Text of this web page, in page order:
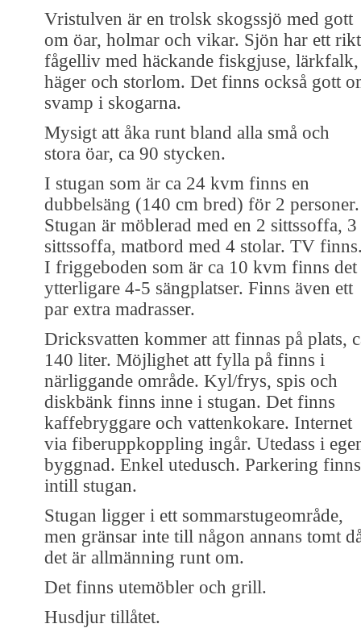
Vristulven är en trolsk skogssjö med gott
om öar, holmar och vikar. Sjön har ett rikt
fågelliv med häckande fiskgjuse, lärkfalk,
häger och storlom. Det finns också gott
svamp i skogarna.
Mysigt att åka runt bland alla små och
stora öar, ca 90 stycken.
I stugan som är ca 24 kvm finns en
dubbelsäng (140 cm bred) för 2 personer.
Stugan är möblerad med en 2 sittssoffa, 3
sittssoffa, matbord med 4 stolar. TV
I friggeboden som är ca 10 kvm finns det
ytterligare 4-5 sängplatser. Finns även ett
par extra madrasser.
Dricksvatten kommer att finnas på plats,
140 liter. Möjlighet att fylla på finns i
närliggande område. Kyl/frys, spis och
diskbänk finns inne i stugan. Det finns
kaffebryggare och vattenkokare. Internet
via fiberuppkoppling ingår. Utedass i
byggnad. Enkel utedusch. Parkering finns
intill stugan.
Stugan ligger i ett sommarstugeområde,
men gränsar inte till någon annans tomt
det är allmänning runt om.
Det finns utemöbler och grill.
Husdjur tillåtet.